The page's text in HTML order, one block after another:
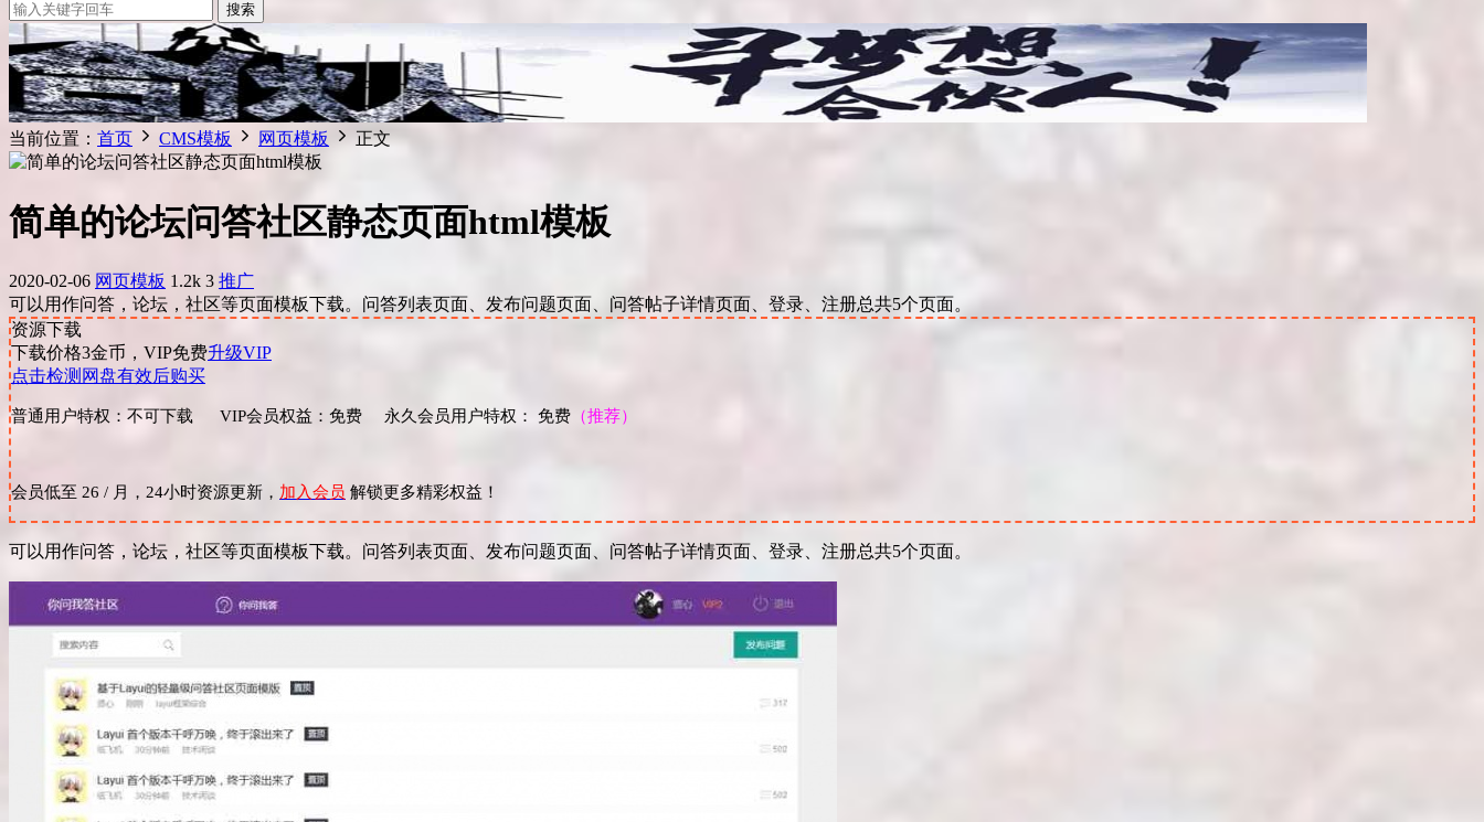
搜索
当前位置： 首页 CMS模板 网页模板 正文
简单的论坛问答社区静态页面html模板
2020-02-06 网页模板 1.2k 3 推广
可以用作问答，论坛，社区等页面模板下载。问答列表页面、发布问题页面、问答帖子详情页面、登录、注册总共5个页面。
资源下载
下载价格3金币，VIP免费升级VIP
点击检测网盘有效后购买
普通用户特权：不可下载 VIP会员权益：免费 永久会员用户特权： 免费 （推荐）
会员低至 26 / 月，24小时资源更新， 加入会员 解锁更多精彩权益！
可以用作问答，论坛，社区等页面模板下载。问答列表页面、发布问题页面、问答帖子详情页面、登录、注册总共5个页面。